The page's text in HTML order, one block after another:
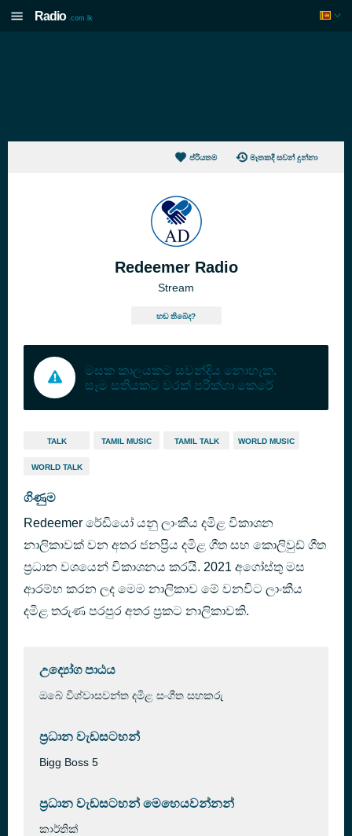
Radio .com.lk
ප්රියතම මෑතකදී සවන් දුන්නා
Redeemer Radio
Stream
හඬ තිබේද?
මසක කාලයකට සවන්දිය නොහැක.
සෑම සතියකට වරක් පරීක්ශා කෙරේ
TALK TAMIL MUSIC TAMIL TALK WORLD MUSIC
WORLD TALK
ගිණුම
Redeemer රේඩියෝ යනු ලාංකීය දමිළ විකාශන
නාලිකාවක් වන අතර ජනප්‍රිය දමිළ ගීත සහ කොලිවුඩ් ගීත
ප්‍රධාන වශයෙන් විකාශනය කරයි. 2021 අගෝස්තු මස
ආරම්භ කරන ලද මෙම නාලිකාව මේ වනවිට ලාංකීය
දමිළ තරුණ පරපුර අතර ප්‍රකට නාලිකාවකි.
උද්‍යෝග පාඨය
ඔබේ විශ්වාසවන්ත දමිළ සංගීත සහකරු
ප්‍රධාන වැඩසටහන්
Bigg Boss 5
ප්‍රධාන වැඩසටහන් මෙහෙයවන්නන්
කාර්තික්